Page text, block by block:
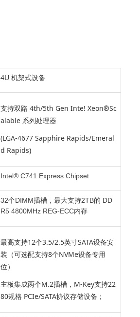
4U 机架式设备
支持双路 4th/5th Gen Inte! Xeon®Sc
alable 系列处理器
(LGA-4677 Sapphire Rapids/Emeral
d Rapids)
Intel® C741 Express Chipset
32个DIMM插槽，最大支持2TB的 DD
R5 4800MHz REG-ECC内存
最高支持12个3.5/2.5英寸SATA设备安
装（可选配支持8个NVMe设备专用
位）
主板集成两个M.2插槽，M-Key支持22
80规格 PCIe/SATA协议存储设备；